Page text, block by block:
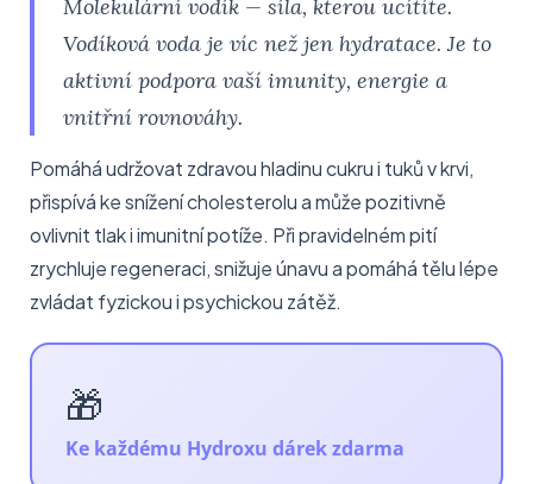
Molekulární vodík — síla, kterou ucítíte.
Vodíková voda je víc než jen hydratace. Je to
aktivní podpora vaší imunity, energie a
vnitřní rovnováhy.
Pomáhá udržovat zdravou hladinu cukru i tuků v krvi,
přispívá ke snížení cholesterolu a může pozitivně
ovlivnit tlak i imunitní potíže. Při pravidelném pití
zrychluje regeneraci, snižuje únavu a pomáhá tělu lépe
zvládat fyzickou i psychickou zátěž.
🎁
Ke každému Hydroxu dárek zdarma